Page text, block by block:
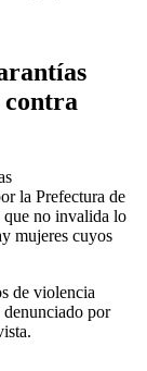
contra
la Prefectura de
que no invalida lo
mujeres cuyos
de violencia
por